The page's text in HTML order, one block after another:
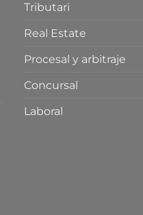
Tributari
Real Estate
Procesal y arbitraje
Concursal
Laboral